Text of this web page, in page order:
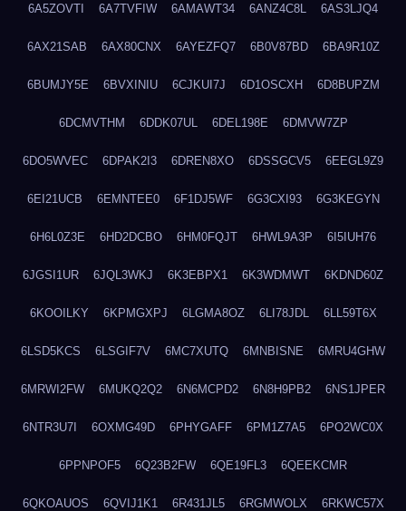
6A5ZOVTI 6A7TVFIW 6AMAWT34 6ANZ4C8L 6AS3LJQ4
6AX21SAB 6AX80CNX 6AYEZFQ7 6B0V87BD 6BA9R10Z
6BUMJY5E 6BVXINIU 6CJKUI7J 6D1OSCXH 6D8BUPZM
6DCMVTHM 6DDK07UL 6DEL198E 6DMVW7ZP
6DO5WVEC 6DPAK2I3 6DREN8XO 6DSSGCV5 6EEGL9Z9
6EI21UCB 6EMNTEE0 6F1DJ5WF 6G3CXI93 6G3KEGYN
6H6L0Z3E 6HD2DCBO 6HM0FQJT 6HWL9A3P 6I5IUH76
6JGSI1UR 6JQL3WKJ 6K3EBPX1 6K3WDMWT 6KDND60Z
6KOOILKY 6KPMGXPJ 6LGMA8OZ 6LI78JDL 6LL59T6X
6LSD5KCS 6LSGIF7V 6MC7XUTQ 6MNBISNE 6MRU4GHW
6MRWI2FW 6MUKQ2Q2 6N6MCPD2 6N8H9PB2 6NS1JPER
6NTR3U7I 6OXMG49D 6PHYGAFF 6PM1Z7A5 6PO2WC0X
6PPNPOF5 6Q23B2FW 6QE19FL3 6QEEKCMR
6QKOAUOS 6QVIJ1K1 6R431JL5 6RGMWOLX 6RKWC57X